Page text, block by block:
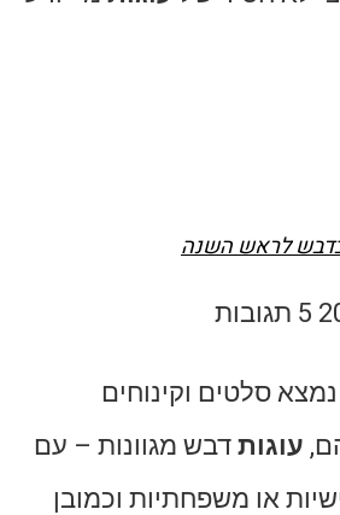
לראש השנה
5 תגובות
סלטים וקינוחים
עוגות דבש מגוונות – עם
או משפחתיות וכמובן